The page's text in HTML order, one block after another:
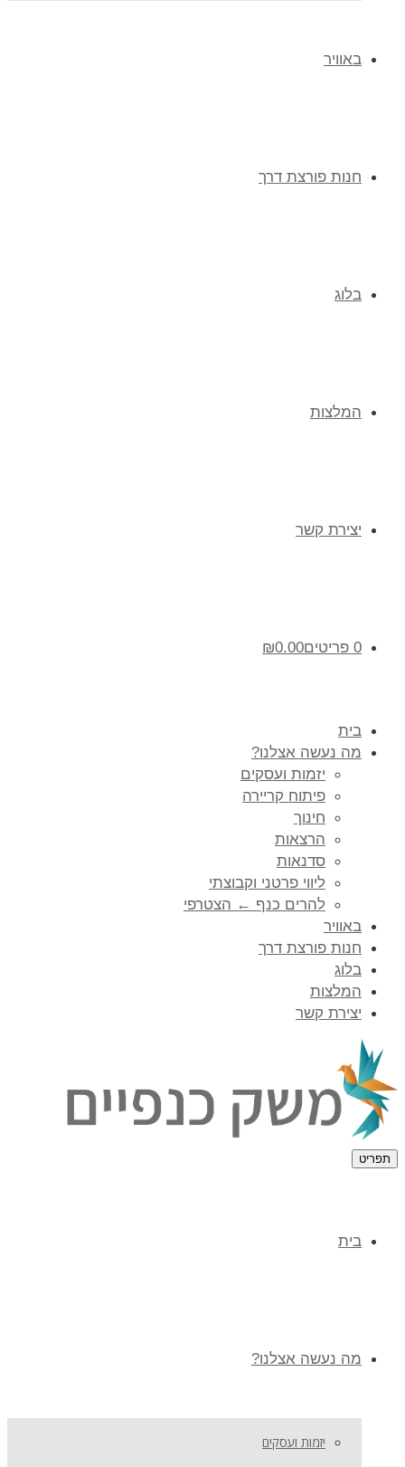
באוויר
חנות פורצת דרך
בלוג
המלצות
יצירת קשר
0 פריטים ₪0.00
בית
מה נעשה אצלנו?
יזמות ועסקים
פיתוח קריירה
חינוך
הרצאות
סדנאות
ליווי פרטני וקבוצתי
להרים כנף ← הצטרפי
באוויר
חנות פורצת דרך
בלוג
המלצות
יצירת קשר
תפריט
בית
מה נעשה אצלנו?
יזמות ועסקים